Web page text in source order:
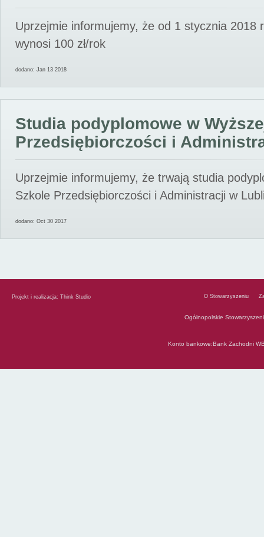
Uprzejmie informujemy, że od 1 stycznia 2018
wynosi 100 zł/rok
dodano: Jan 13 2018
Studia podyplomowe w
Przedsiębiorczości i
Uprzejmie informujemy, że trwają studia
Szkole Przedsiębiorczości i Administracji w
dodano: Oct 30 2017
Projekt i realizacja: Think Studio O Stowarzyszeniu
Ogólnopolskie
Konto bankowe:Bank Zachodni